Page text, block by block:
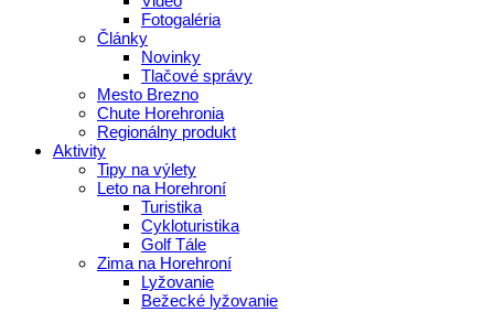
Fotogaléria
Články
Novinky
Tlačové správy
Mesto Brezno
Chute Horehronia
Regionálny produkt
Aktivity
Tipy na výlety
Leto na Horehroní
Turistika
Cykloturistika
Golf Tále
Zima na Horehroní
Lyžovanie
Bežecké lyžovanie